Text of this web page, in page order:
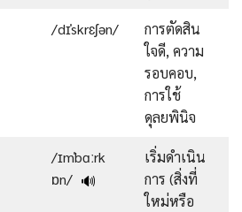
/dɪˈskrɛʃən/
การตัดสิน
ใจดี, ความ
รอบคอบ,
การใช้
ดุลยพินิจ
/ɪmˈbɑːrk
ɒn/ 🔊
เริ่มดำเนิน
การ (สิ่งที่
ใหม่หรือ